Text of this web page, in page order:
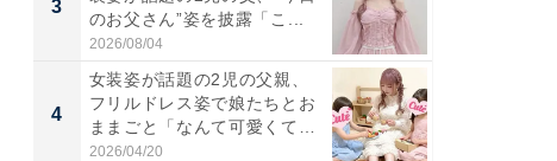
3
のお父さん”姿を披露「こ...
2026/08/04
4
女装姿が話題の2児の父親、
フリルドレス姿で娘たちとお
ままごと「なんて可愛くて平
和...
2026/04/20